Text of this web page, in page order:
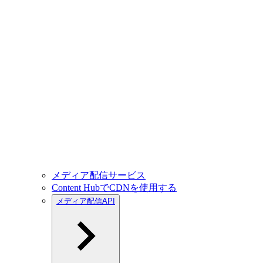
メディア配信サービス
Content HubでCDNを使用する
メディア配信API